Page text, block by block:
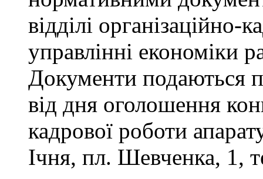
відділі організаційно-
управлінні економіки
Документи подаються
від дня оголошення
кадрової роботи
Ічня, пл. Шевченка, 1,